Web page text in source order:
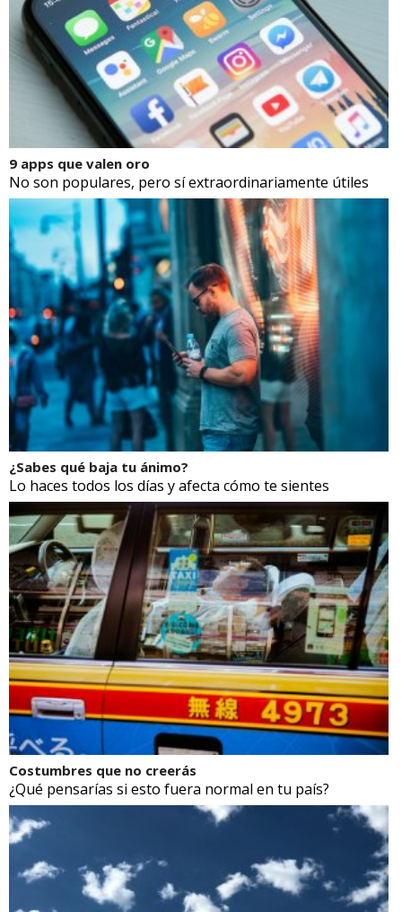
9 apps que valen oro
No son populares, pero sí extraordinariamente útiles
¿Sabes qué baja tu ánimo?
Lo haces todos los días y afecta cómo te sientes
Costumbres que no creerás
¿Qué pensarías si esto fuera normal en tu país?